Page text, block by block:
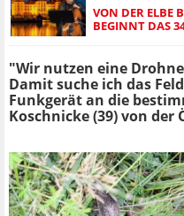
VON DER ELBE
BEGINNT DAS
"Wir nutzen eine
Damit suche ich das
Funkgerät an die
Koschnicke (39) von der